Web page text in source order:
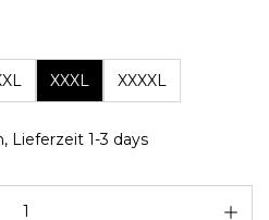
XXXL XXXXL
Lieferzeit 1-3 days